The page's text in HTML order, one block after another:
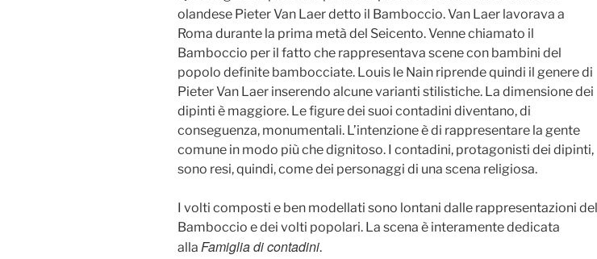
olandese Pieter Van Laer detto il Bamboccio. Van Laer lavorava a
Roma durante la prima metà del Seicento. Venne chiamato il
Bamboccio per il fatto che rappresentava scene con bambini del
popolo definite bambocciate. Louis le Nain riprende quindi il genere di
Pieter Van Laer inserendo alcune varianti stilistiche. La dimensione dei
dipinti è maggiore. Le figure dei suoi contadini diventano, di
conseguenza, monumentali. L’intenzione è di rappresentare la gente
comune in modo più che dignitoso. I contadini, protagonisti dei dipinti,
sono resi, quindi, come dei personaggi di una scena religiosa.
I volti composti e ben modellati sono lontani dalle rappresentazioni del
Bamboccio e dei volti popolari. La scena è interamente dedicata
alla Famiglia di contadini.